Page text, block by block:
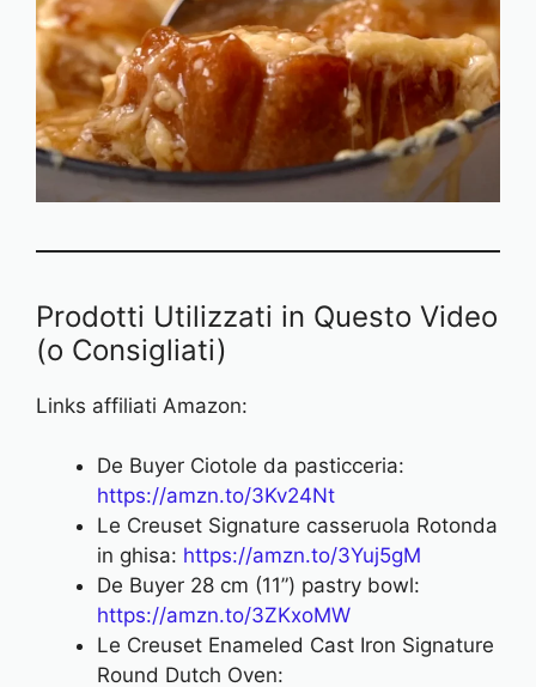
Prodotti Utilizzati in Questo Video
(o Consigliati)
Links affiliati Amazon:
De Buyer Ciotole da pasticceria:
https://amzn.to/3Kv24Nt
Le Creuset Signature casseruola Rotonda
in ghisa: https://amzn.to/3Yuj5gM
De Buyer 28 cm (11”) pastry bowl:
https://amzn.to/3ZKxoMW
Le Creuset Enameled Cast Iron Signature
Round Dutch Oven: